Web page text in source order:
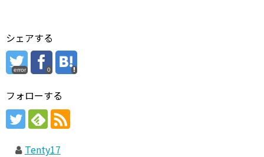
シェアする
error 0
フォローする
Tenty17